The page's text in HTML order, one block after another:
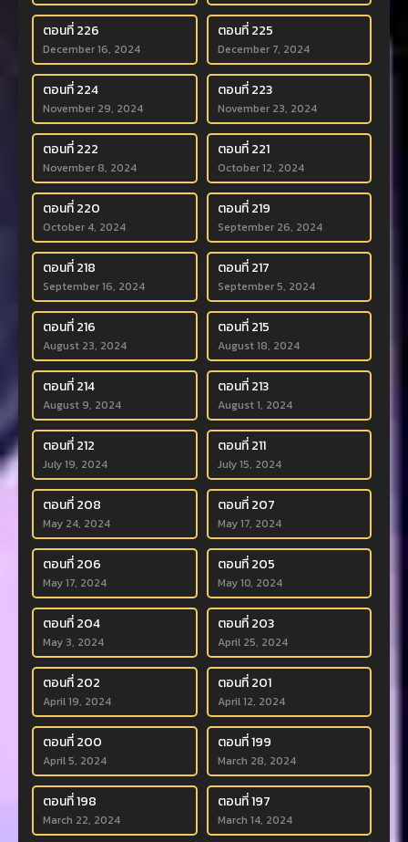
ตอนที่ 226
December 16, 2024
ตอนที่ 225
December 7, 2024
ตอนที่ 224
November 29, 2024
ตอนที่ 223
November 23, 2024
ตอนที่ 222
November 8, 2024
ตอนที่ 221
October 12, 2024
ตอนที่ 220
October 4, 2024
ตอนที่ 219
September 26, 2024
ตอนที่ 218
September 16, 2024
ตอนที่ 217
September 5, 2024
ตอนที่ 216
August 23, 2024
ตอนที่ 215
August 18, 2024
ตอนที่ 214
August 9, 2024
ตอนที่ 213
August 1, 2024
ตอนที่ 212
July 19, 2024
ตอนที่ 211
July 15, 2024
ตอนที่ 208
May 24, 2024
ตอนที่ 207
May 17, 2024
ตอนที่ 206
May 17, 2024
ตอนที่ 205
May 10, 2024
ตอนที่ 204
May 3, 2024
ตอนที่ 203
April 25, 2024
ตอนที่ 202
April 19, 2024
ตอนที่ 201
April 12, 2024
ตอนที่ 200
April 5, 2024
ตอนที่ 199
March 28, 2024
ตอนที่ 198
March 22, 2024
ตอนที่ 197
March 14, 2024